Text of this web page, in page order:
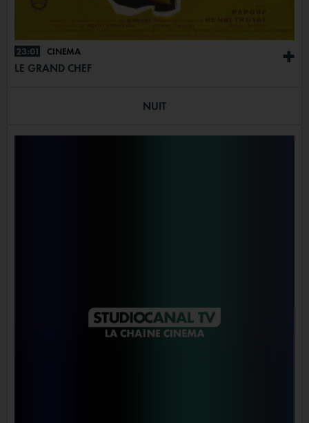
+
23:01 CINÉMA
LE GRAND CHEF
NUIT